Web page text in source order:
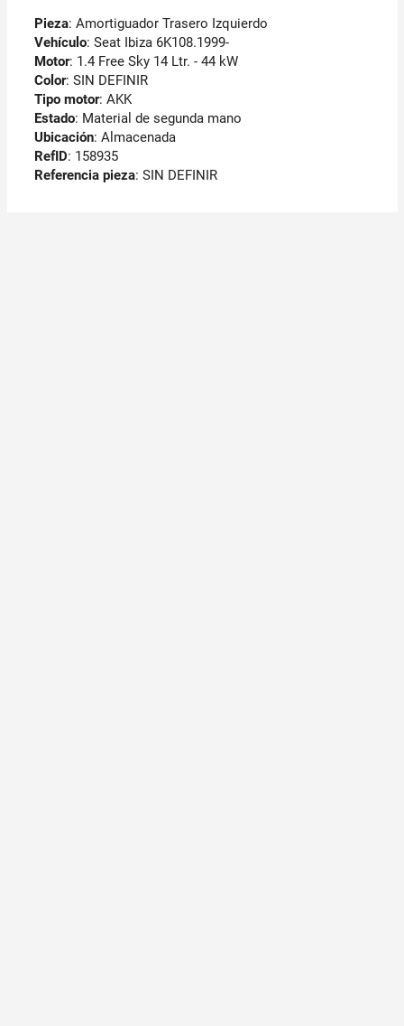
Pieza: Amortiguador Trasero Izquierdo
Vehículo: Seat Ibiza 6K108.1999-
Motor: 1.4 Free Sky 14 Ltr. - 44 kW
Color: SIN DEFINIR
Tipo motor: AKK
Estado: Material de segunda mano
Ubicación: Almacenada
RefID: 158935
Referencia pieza: SIN DEFINIR